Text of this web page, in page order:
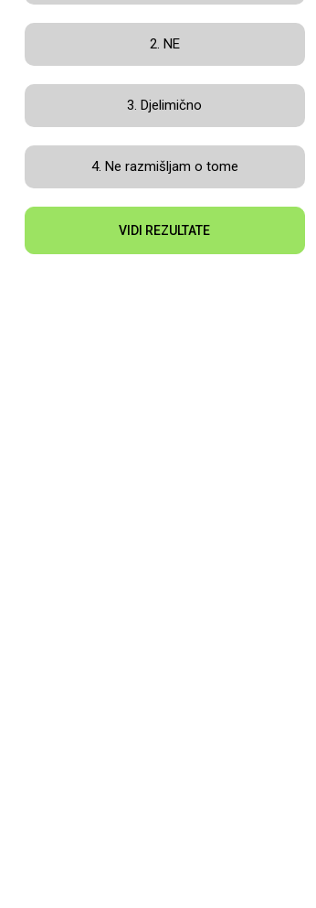
2. NE
3. Djelimično
4. Ne razmišljam o tome
VIDI REZULTATE